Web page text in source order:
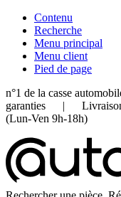
Contenu
Recherche
Menu principal
Menu client
Pied de page
n°1 de la casse
garanties |
(Lun-Ven 9h-18h)